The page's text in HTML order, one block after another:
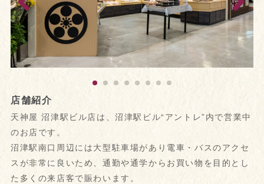
店舗紹介
天神屋 沼津駅ビル店は、沼津駅ビル“アントレ”内で営業中
のお店です。
沼津駅南口周辺には大型駐車場があり電車・バスのアクセ
スが非常に良いため、通勤や通学からお買い物を目的とし
た多くの来店客で賑わいます。